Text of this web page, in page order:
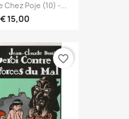
Chez Poje (10) -...
€ 15,00
favorite_border